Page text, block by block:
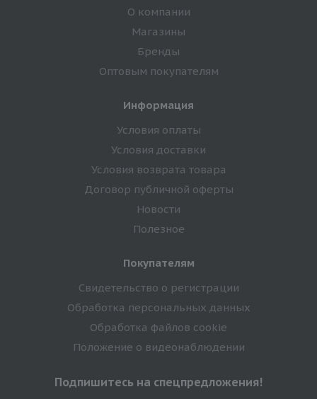
О компании
Магазины
Бренды
Оптовым покупателям
Информация
Условия оплаты
Условия доставки
Условия возврата товара
Договор публичной оферты
Новости
Полезное
Покупателям
Свидетельство о регистрации
Обработка персональных данных
Обработка файлов cookie
Положение о видеонаблюдении
Подпишитесь на спецпредложения!